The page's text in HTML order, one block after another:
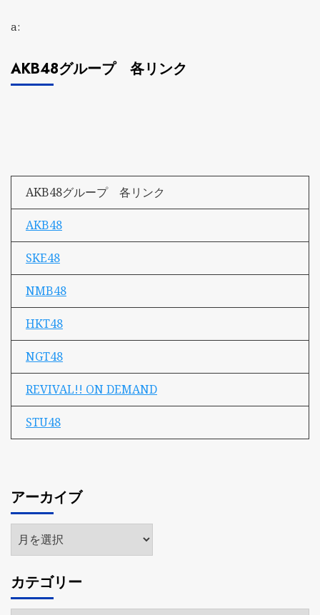
a:
AKB48グループ 各リンク
AKB48グループ 各リンク
AKB48
SKE48
NMB48
HKT48
NGT48
REVIVAL!! ON DEMAND
STU48
アーカイブ
ア
ー
イ
ブ
カテゴリー